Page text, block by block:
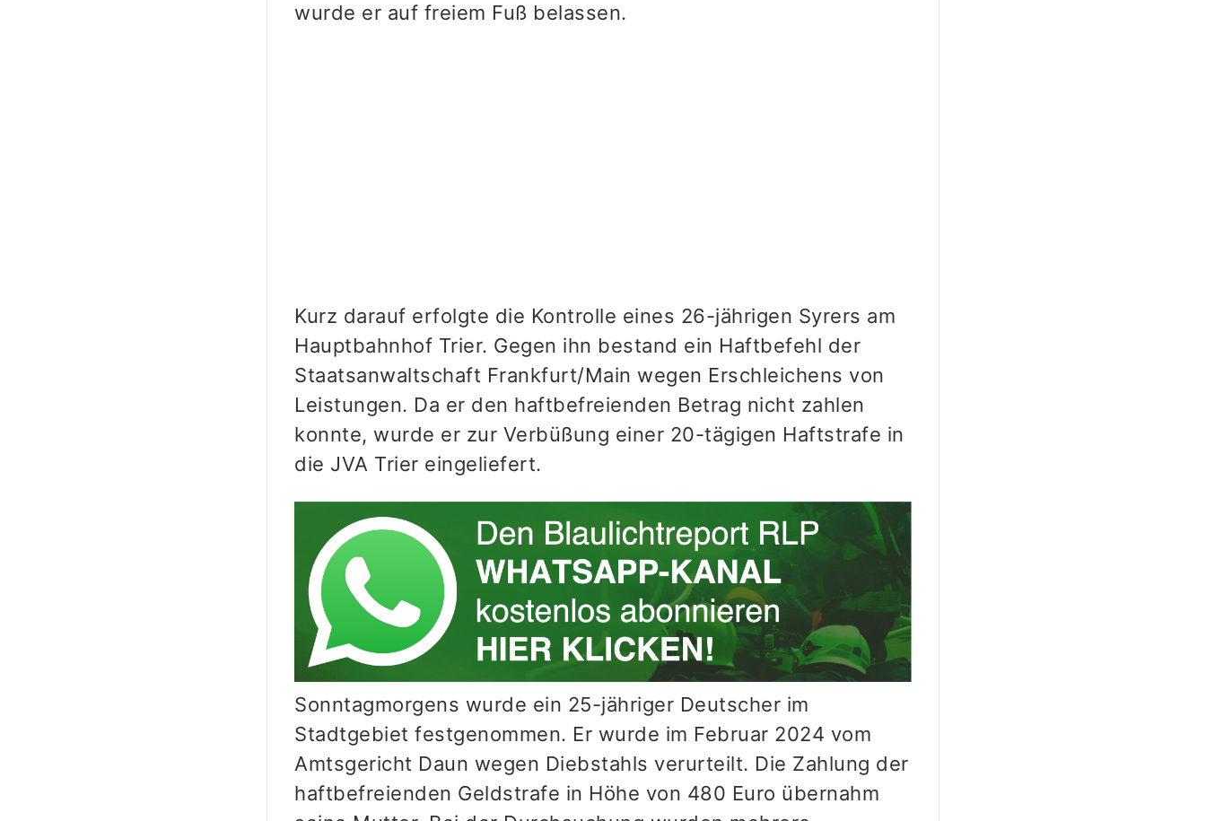
wurde er auf freiem Fuß belassen.
Kurz darauf erfolgte die Kontrolle eines 26-jährigen Syrers am
Hauptbahnhof Trier. Gegen ihn bestand ein Haftbefehl der
Staatsanwaltschaft Frankfurt/Main wegen Erschleichens von
Leistungen. Da er den haftbefreienden Betrag nicht zahlen
konnte, wurde er zur Verbüßung einer 20-tägigen Haftstrafe in
die JVA Trier eingeliefert.
Sonntagmorgens wurde ein 25-jähriger Deutscher im
Stadtgebiet festgenommen. Er wurde im Februar 2024 vom
Amtsgericht Daun wegen Diebstahls verurteilt. Die Zahlung der
haftbefreienden Geldstrafe in Höhe von 480 Euro übernahm